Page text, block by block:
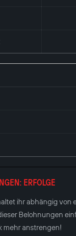
ERFOLGE
ihr abhängig von
Belohnungen
mehr anstrengen!